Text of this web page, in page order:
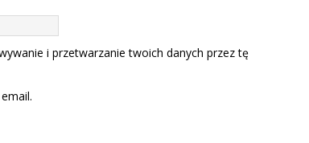
i przetwarzanie twoich danych przez tę